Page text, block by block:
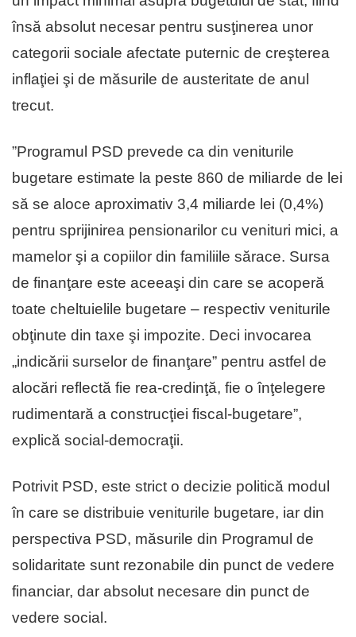
însă absolut necesar pentru susţinerea unor
categorii sociale afectate puternic de creşterea
inflaţiei şi de măsurile de austeritate de anul
trecut.
”Programul PSD prevede ca din veniturile
bugetare estimate la peste 860 de miliarde de lei
să se aloce aproximativ 3,4 miliarde lei (0,4%)
pentru sprijinirea pensionarilor cu venituri mici, a
mamelor şi a copiilor din familiile sărace. Sursa
de finanţare este aceeaşi din care se acoperă
toate cheltuielile bugetare – respectiv veniturile
obţinute din taxe şi impozite. Deci invocarea
„indicării surselor de finanţare” pentru astfel de
alocări reflectă fie rea-credinţă, fie o înţelegere
rudimentară a construcţiei fiscal-bugetare”,
explică social-democraţii.
Potrivit PSD, este strict o decizie politică modul
în care se distribuie veniturile bugetare, iar din
perspectiva PSD, măsurile din Programul de
solidaritate sunt rezonabile din punct de vedere
financiar, dar absolut necesare din punct de
vedere social.